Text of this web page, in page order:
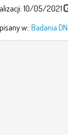
10/05/2021
w::Badania